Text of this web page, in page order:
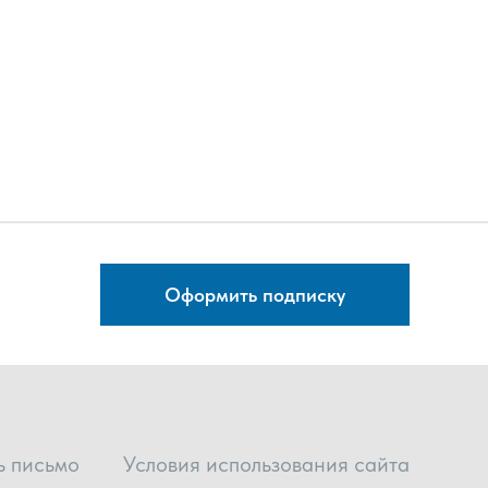
Оформить подписку
письмо Условия использования сайта